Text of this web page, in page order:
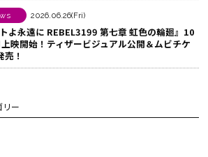
2026.06.26(Fri)
トよ永遠に REBEL3199 第七章 虹色の輪廻』10
映開始！ティザービジュアル公開＆ムビチケ
！
リー